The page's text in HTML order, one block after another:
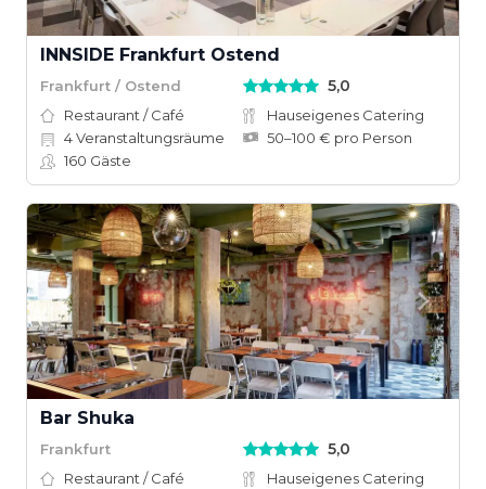
INNSIDE Frankfurt Ostend
Frankfurt / Ostend 5,0
Restaurant / Café
Hauseigenes Catering
4Veranstaltungsräume
50–100 € pro Person
160 Gäste
Bar Shuka
Frankfurt 5,0
Restaurant / Café
Hauseigenes Catering